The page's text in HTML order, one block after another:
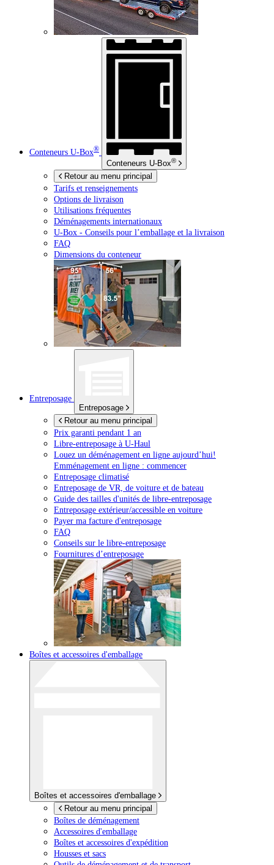
Conteneurs U-Box®
Conteneurs U-Box®
Retour au menu principal
Tarifs et renseignements
Options de livraison
Utilisations fréquentes
Déménagements internationaux
U-Box - Conseils pour l’emballage et la livraison
FAQ
Dimensions du conteneur
Entreposage
Entreposage
Retour au menu principal
Prix garanti pendant 1 an
Libre-entreposage à U-Haul
Louez un déménagement en ligne aujourd’hui!
Emménagement en ligne : commencer
Entreposage climatisé
Entreposage de VR, de voiture et de bateau
Guide des tailles d'unités de libre-entreposage
Entreposage extérieur/accessible en voiture
Payer ma facture d'entreposage
FAQ
Conseils sur le libre-entreposage
Fournitures d’entreposage
Boîtes et accessoires d'emballage
Boîtes et accessoires d'emballage
Retour au menu principal
Boîtes de déménagement
Accessoires d'emballage
Boîtes et accessoires d'expédition
Housses et sacs